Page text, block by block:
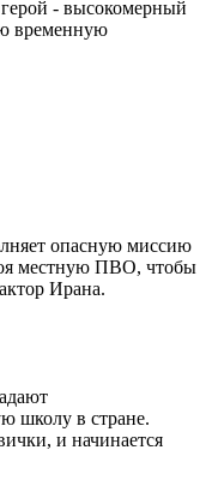
- высокомерный
временную
опасную миссию
местную ПВО, чтобы
Ирана.
школу в стране.
и начинается